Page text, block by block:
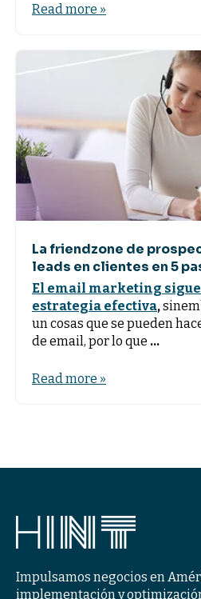
Read more »
La friendzone de
leads en clientes en 5
El email marketing
estrategia efectiva,
un cosas que se pueden
de email, por lo que ...
Read more »
Impulsamos negocios en
implementación y